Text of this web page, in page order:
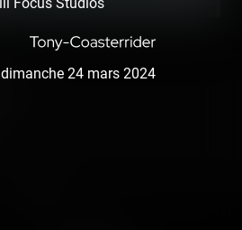
©OpenStreetMap contributors
dimanche 24 mars 2024